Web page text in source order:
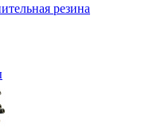
резина